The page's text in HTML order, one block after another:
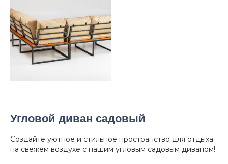
Угловой диван садовый
Создайте уютное и стильное пространство для отдыха
на свежем воздухе с нашим угловым садовым диваном!